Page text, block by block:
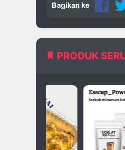
Bagikan ke
PRODUK